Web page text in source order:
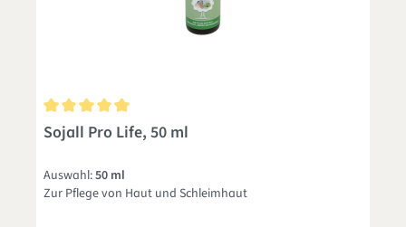
Durchschnittliche Bewertung von 5 von 5 Sternen
Sojall Pro Life, 50 ml
Auswahl:50 ml
Zur Pflege von Haut und Schleimhaut